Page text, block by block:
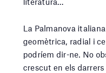
La Palmanova
geomètrica, radial i
podríem dir-ne. No
crescut en els